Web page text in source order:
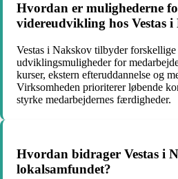
Hvordan er mulighederne
videreudvikling hos Vestas i
Vestas i Nakskov tilbyder forskellige
udviklingsmuligheder for
kurser, ekstern efteruddannelse og
Virksomheden prioriterer løbende
styrke medarbejdernes færdigheder.
Hvordan bidrager Vestas i
lokalsamfundet?